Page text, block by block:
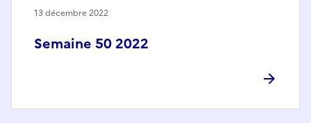
Semaine 50 2022
13 décembre 2022